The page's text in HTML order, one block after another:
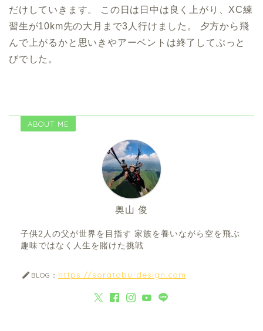
だけしていきます。 この日は日中は良く上がり、XC練
習生が10km先の大月まで3人行けました。 夕方から飛
んで上がるかと思いきやアーベントは終了してぶっと
びでした。
ABOUT ME
奥山 俊
子供2人の父が世界を目指す 家族を養いながら空を飛ぶ
趣味ではなく人生を賭けた挑戦
BLOG： https://soratobu-design.com